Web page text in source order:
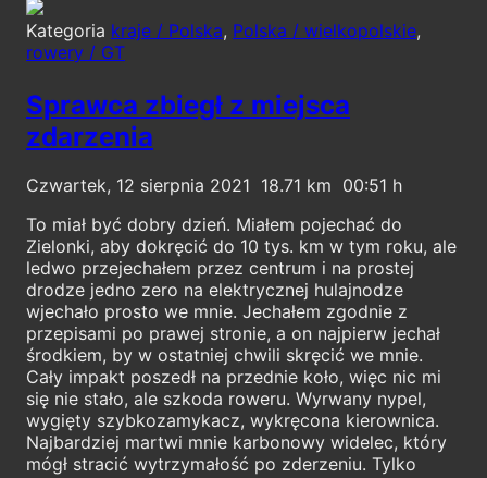
Kategoria kraje / Polska, Polska / wielkopolskie,
rowery / GT
Sprawca zbiegł z miejsca
zdarzenia
Czwartek, 12 sierpnia 2021 18.71
00:51
To miał być dobry dzień. Miałem pojechać do
Zielonki, aby dokręcić do 10 tys. km w tym roku, ale
ledwo przejechałem przez centrum i na prostej
drodze jedno zero na elektrycznej hulajnodze
wjechało prosto we mnie. Jechałem zgodnie z
przepisami po prawej stronie, a on najpierw jechał
środkiem, by w ostatniej chwili skręcić we mnie.
Cały impakt poszedł na przednie koło, więc nic mi
się nie stało, ale szkoda roweru. Wyrwany nypel,
wygięty szybkozamykacz, wykręcona kierownica.
Najbardziej martwi mnie karbonowy widelec, który
mógł stracić wytrzymałość po zderzeniu. Tylko